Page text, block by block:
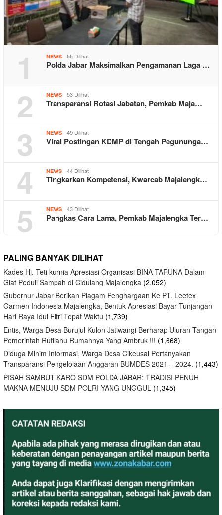
1 NEWS 55 Dilihat
Polda Jabar Maksimalkan Pengamanan Laga …
2 NEWS 53 Dilihat
Transparansi Rotasi Jabatan, Pemkab Maja…
3 NEWS 49 Dilihat
Viral Postingan KDMP di Tengah Pegununga…
4 NEWS 44 Dilihat
Tingkarkan Kompetensi, Kwarcab Majalengk…
5 NEWS 43 Dilihat
Pangkas Cara Lama, Pemkab Majalengka Ter…
PALING BANYAK DILIHAT
Kades Hj. Teti kurnia Apresiasi Organisasi BINA TARUNA Dalam
Giat Peduli Sampah di Cidulang Majalengka (2,052)
Gubernur Jabar Berikan Piagam Penghargaan Ke PT. Leetex
Garmen Indonesia Majalengka, Bentuk Apresiasi Bayar Tunjangan
Hari Raya Idul Fitri Tepat Waktu (1,739)
Entis, Warga Desa Burujul Kulon Jatiwangi Berharap Uluran Tangan
Pemerintah Rutilahu Rumahnya Yang Ambruk !!! (1,668)
Diduga Minim Informasi, Warga Desa Cikeusal Pertanyakan
Transparansi Pengelolaan Anggaran BUMDES 2021 – 2024. (1,443)
PISAH SAMBUT KARO SDM POLDA JABAR: TRADISI PENUH
MAKNA MENUJU SDM POLRI YANG UNGGUL (1,345)